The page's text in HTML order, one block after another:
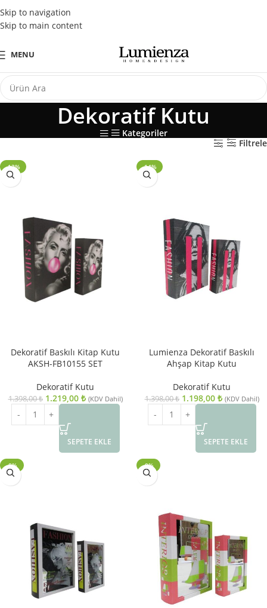
Skip to navigation
Skip to main content
Tüm Kredi Kartlarına Peşin Fiyatına 3 Taksit Fırsatı
MENU
Dekoratif Kutu
Kategoriler
Filtrele
-13%
Dekoratif Baskılı Kitap Kutu
AKSH-FB10155 SET
Dekoratif Kutu
1.398,00₺ 1.219,00 ₺ (KDV Dahil)
SEPETE EKLE
-14%
Lumienza Dekoratif Baskılı
Ahşap Kitap Kutu
Dekoratif Kutu
1.398,00₺ 1.198,00 ₺ (KDV Dahil)
SEPETE EKLE
-8% -8%